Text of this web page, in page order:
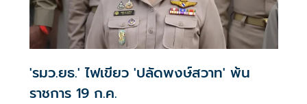
'รมว.ยธ.' ไฟเขียว 'ปลัดพงษ์สวาท' พ้น
ราชการ 19 ก.ค.